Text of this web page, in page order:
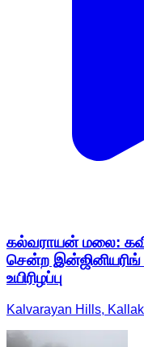
கல்வராயன் மலை:
சென்ற இன்ஜினியரிங்
உயிரிழப்பு
Kalvarayan Hills,